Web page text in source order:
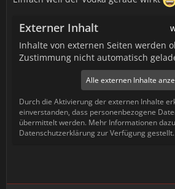
Externer Inhalt
Inhalte von externen Seiten werden
Zustimmung nicht automatisch
Alle externen Inhalte
Durch die Aktivierung der externen Inhalte
einverstanden, dass personenbezogene
übermittelt werden. Mehr Informationen
Datenschutzerklärung zur Verfügung gestellt.